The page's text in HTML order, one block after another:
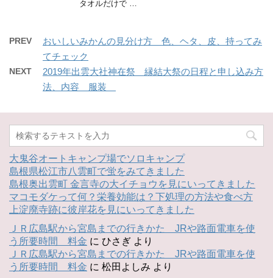
タオルだけで …
PREV
おいしいみかんの見分け方 色、ヘタ、皮、持ってみ
てチェック
NEXT
2019年出雲大社神在祭 縁結大祭の日程と申し込み方
法、内容 服装
大鬼谷オートキャンプ場でソロキャンプ
島根県松江市八雲町で蛍をみてきました
島根奥出雲町 金言寺の大イチョウを見にいってきました
マコモダケって何？栄養効能は？下処理の方法や食べ方
上淀廃寺跡に彼岸花を見にいってきました
ＪＲ広島駅から宮島までの行きかた JRや路面電車を使
う所要時間 料金 に ひさぎ より
ＪＲ広島駅から宮島までの行きかた JRや路面電車を使
う所要時間 料金 に 松田よしみ より